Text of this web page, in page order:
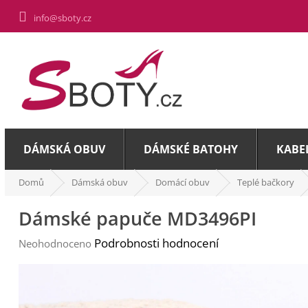
obsah
info@sboty.cz
DÁMSKÁ OBUV DÁMSKÉ BATOHY
Domů Dámská obuv Domácí obuv Teplé bačkory
Dámské papuče MD3496PI
Průměrné
Neohodnoceno Podrobnosti hodnocení